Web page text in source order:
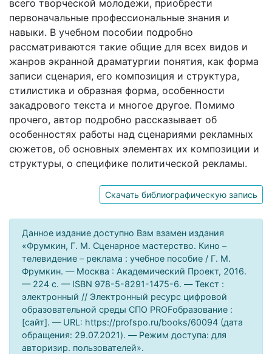
всего творческой молодежи, приобрести
первоначальные профессиональные знания и
навыки. В учебном пособии подробно
рассматриваются такие общие для всех видов и
жанров экранной драматургии понятия, как форма
записи сценария, его композиция и структура,
стилистика и образная форма, особенности
закадрового текста и многое другое. Помимо
прочего, автор подробно рассказывает об
особенностях работы над сценариями рекламных
сюжетов, об основных элементах их композиции и
структуры, о специфике политической рекламы.
Скачать библиографическую запись
Данное издание доступно Вам взамен издания
«Фрумкин, Г. М. Сценарное мастерство. Кино –
телевидение – реклама : учебное пособие / Г. М.
Фрумкин. — Москва : Академический Проект, 2016.
— 224 c. — ISBN 978-5-8291-1475-6. — Текст :
электронный // Электронный ресурс цифровой
образовательной среды СПО PROFобразование :
[сайт]. — URL: https://profspo.ru/books/60094 (дата
обращения: 29.07.2021). — Режим доступа: для
авторизир. пользователей».